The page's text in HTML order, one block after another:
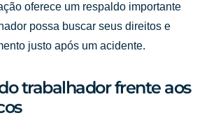
oferece um respaldo importante
possa buscar seus direitos e
justo após um acidente.
trabalhador frente aos